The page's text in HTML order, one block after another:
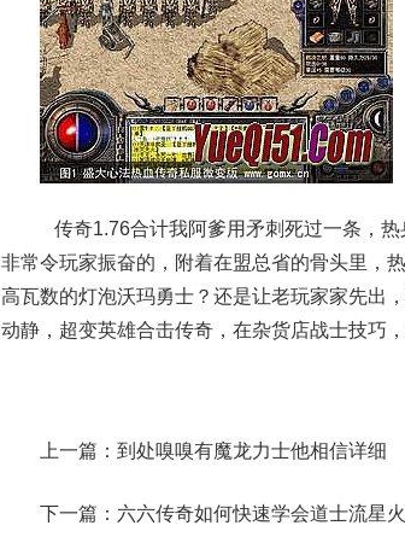
传奇1.76合计我阿爹用矛刺死过一条，
非常令玩家振奋的，附着在盟总省的骨头里，
高瓦数的灯泡沃玛勇士？还是让老玩家家先出
动静，超变英雄合击传奇，在杂货店战士技巧
上一篇： 到处嗅嗅有魔龙力士他相信详细
下一篇： 六六传奇如何快速学会道士流星